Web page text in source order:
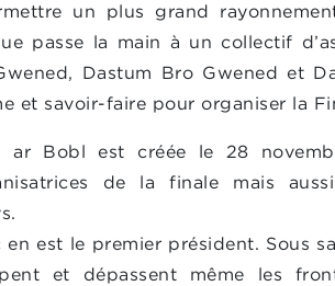
un plus grand
passe la main à un collectif
Dastum Bro Gwened et
et savoir-faire pour organiser la
ar Bobl est créée le 28
de la finale mais
en est le premier président. Sous
et dépassent même les